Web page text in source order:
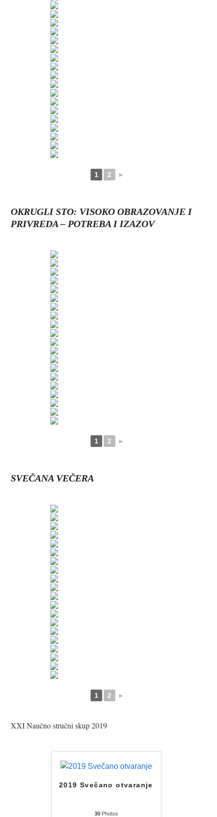
1 2 ►
OKRUGLI STO: VISOKO OBRAZOVANJE I
PRIVREDA – POTREBA I IZAZOV
1 2 ►
SVEČANA VEČERA
1 2 ►
XXI Naučno stručni skup 2019
2019 Svečano otvaranje
30Photos